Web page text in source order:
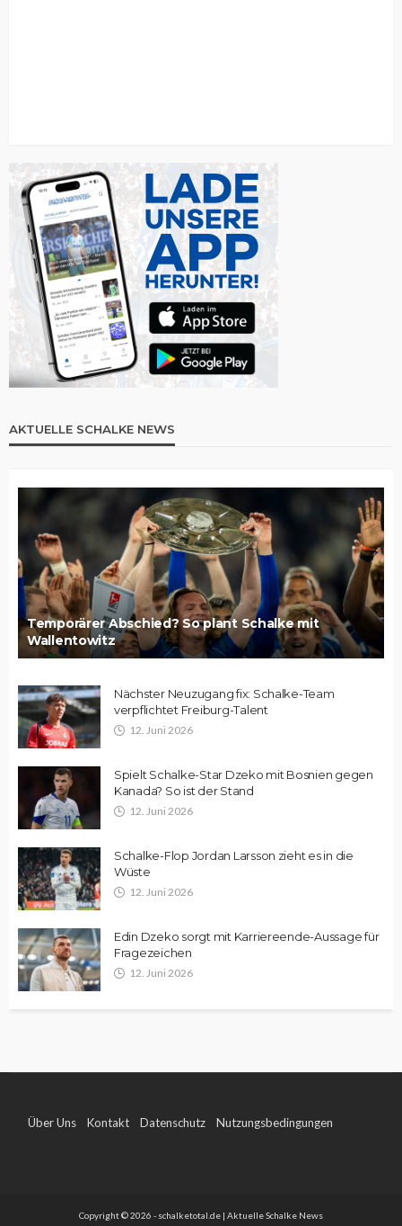
AKTUELLE SCHALKE NEWS
Temporärer Abschied? So plant Schalke mit
Wallentowitz
Nächster Neuzugang fix: Schalke-Team
verpflichtet Freiburg-Talent
12. Juni 2026
Spielt Schalke-Star Dzeko mit Bosnien gegen
Kanada? So ist der Stand
12. Juni 2026
Schalke-Flop Jordan Larsson zieht es in die
Wüste
12. Juni 2026
Edin Dzeko sorgt mit Karriereende-Aussage für
Fragezeichen
12. Juni 2026
Über Uns Kontakt Datenschutz Nutzungsbedingungen
Copyright © 2026 - schalketotal.de | Aktuelle Schalke News